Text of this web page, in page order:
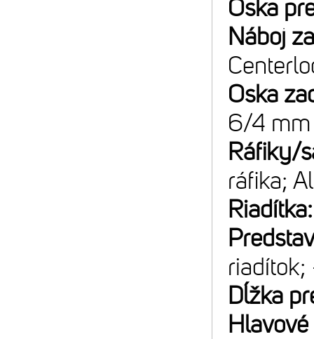
Oska
Náboj
Oska
6/4 mm
Ráfiky/
ráfika;
riadítok;
Dĺžka